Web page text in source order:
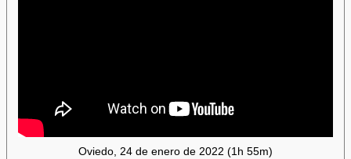
Oviedo, 24 de enero de 2022 (1h 55m)